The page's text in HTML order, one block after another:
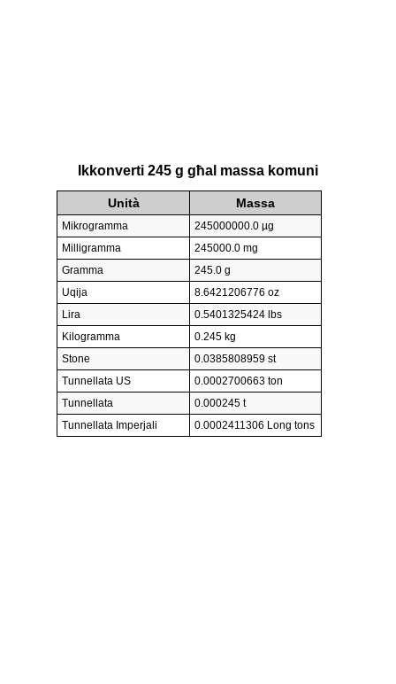
Ikkonverti 245 g għal massa komuni
Unità Massa
Mikrogramma
245000000.0 µg
Milligramma
245000.0 mg
Gramma
245.0 g
Uqija
8.6421206776 oz
Lira
0.5401325424 lbs
Kilogramma
0.245 kg
Stone
0.0385808959 st
Tunnellata US
0.0002700663 ton
Tunnellata
0.000245 t
Tunnellata Imperjali
0.0002411306 Long tons